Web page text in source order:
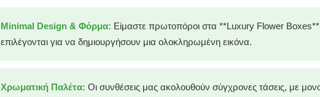
Minimal Design & Φόρμα: Είμαστε πρωτοπόροι στα **Luxury Flower
επιλέγονται για να δημιουργήσουν μια ολοκληρωμένη εικόνα.
Χρωματική Παλέτα: Οι συνθέσεις μας ακολουθούν σύγχρονες τάσεις, με